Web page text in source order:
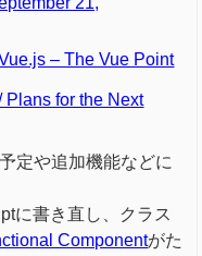
– The Vue Point
Plans for the Next
定や追加機能などに
に書き直し、クラス
Componentがた